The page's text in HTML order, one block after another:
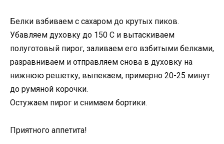
Белки взбиваем с сахаром до крутых пиков.
Убавляем духовку до 150 С и вытаскиваем
полуготовый пирог, заливаем его взбитыми белками,
разравниваем и отправляем снова в духовку на
нижнюю решетку, выпекаем, примерно 20-25 минут
до румяной корочки.
Остужаем пирог и снимаем бортики.
Приятного аппетита!